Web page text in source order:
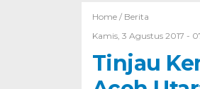
Home / Berita
Kamis, 3 Agustus 2017 -
Tinjau